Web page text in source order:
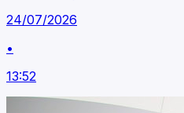
24/07/2026
•
13:52